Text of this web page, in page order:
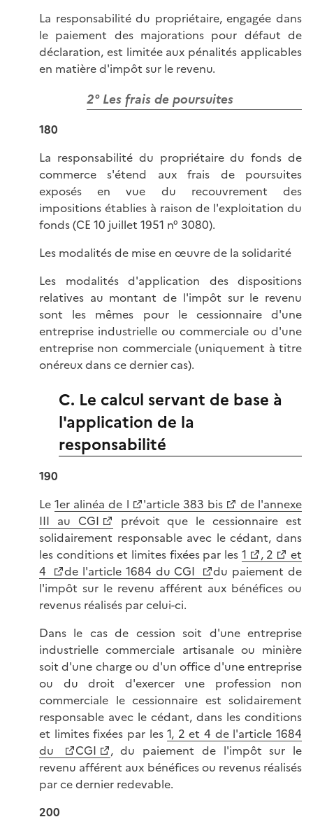
La responsabilité du propriétaire, engagée dans
le paiement des majorations pour défaut de
déclaration, est limitée aux pénalités applicables
en matière d'impôt sur le revenu.
2° Les frais de poursuites
180
La responsabilité du propriétaire du fonds de
commerce s'étend aux frais de poursuites
exposés en vue du recouvrement des
impositions établies à raison de l'exploitation du
fonds (CE 10 juillet 1951 n° 3080).
Les modalités de mise en œuvre de la solidarité
Les modalités d'application des dispositions
relatives au montant de l'impôt sur le revenu
sont les mêmes pour le cessionnaire d'une
entreprise industrielle ou commerciale ou d'une
entreprise non commerciale (uniquement à titre
onéreux dans ce dernier cas).
C. Le calcul servant de base à
l'application de la
responsabilité
190
Le1er alinéa de l 'article 383 bis
de l'annexe
III au CGI
prévoit que le cessionnaire est
solidairement responsable avec le cédant, dans
les conditions et limites fixées par les 1 , 2
et
4
de l'article 1684 du CGI
du paiement de
l'impôt sur le revenu afférent aux bénéfices ou
revenus réalisés par celui-ci.
Dans le cas de cession soit d'une entreprise
industrielle commerciale artisanale ou minière
soit d'une charge ou d'un office d'une entreprise
ou du droit d'exercer une profession non
commerciale le cessionnaire est solidairement
responsable avec le cédant, dans les conditions
et limites fixées par les1, 2 et 4 de l'article 1684
du
CGI
, du paiement de l'impôt sur le
revenu afférent aux bénéfices ou revenus réalisés
par ce dernier redevable.
200